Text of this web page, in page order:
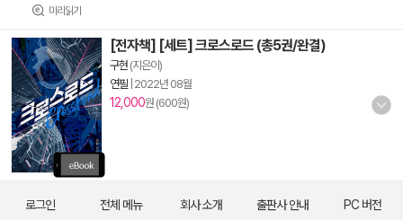
미리읽기
[전자책] [세트] 크로스로드 (총5권/완결)
구현 (지은이)
연필 2022년 08월
12,000원 (600원)
로그인 전체 메뉴 회사 소개 출판사 안내 PC 버전